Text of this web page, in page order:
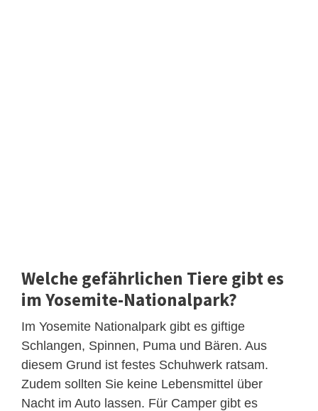
Welche gefährlichen Tiere gibt es
im Yosemite-Nationalpark?
Im Yosemite Nationalpark gibt es giftige
Schlangen, Spinnen, Puma und Bären. Aus
diesem Grund ist festes Schuhwerk ratsam.
Zudem sollten Sie keine Lebensmittel über
Nacht im Auto lassen. Für Camper gibt es